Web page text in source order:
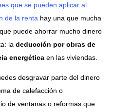
que se pueden aplicar al
de la renta hay una que mucha
puede ahorrar mucho dinero
la deducción por obras de
energética en las viviendas.
desgravar parte del dinero
de calefacción o
de ventanas o reformas que